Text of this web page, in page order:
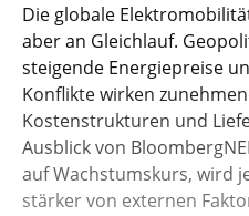
Die globale
aber an Gleichlauf.
steigende Energiepreise
Konflikte wirken
Kostenstrukturen und
Ausblick von
auf Wachstumskurs, wird
stärker von externen